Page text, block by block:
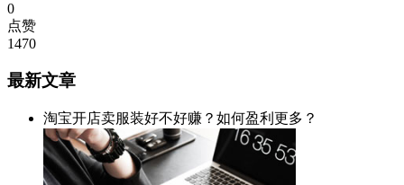
0
点赞
1470
最新文章
淘宝开店卖服装好不好赚？如何盈利更多？